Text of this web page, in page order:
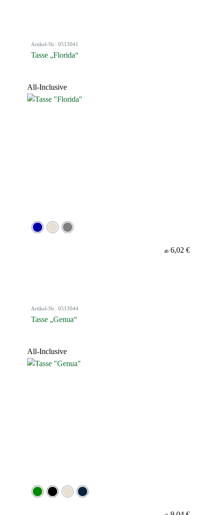
Artikel-Nr.: 0513041
Tasse „Florida“
All-Inclusive
ab 6,02 €
Artikel-Nr.: 0513044
Tasse „Genua“
All-Inclusive